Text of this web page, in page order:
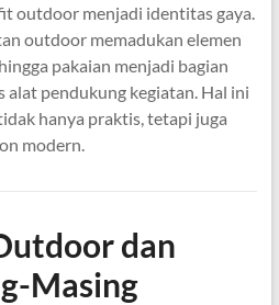
outdoor menjadi identitas gaya.
outdoor memadukan elemen
pakaian menjadi bagian
alat pendukung kegiatan. Hal ini
hanya praktis, tetapi juga
modern.
dan
Masing